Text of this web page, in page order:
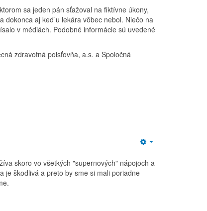
sa jeden pán sťažoval na fiktívne úkony,
dokonca aj keď u lekára vôbec nebol. Niečo na
v médiách. Podobné informácie sú uvedené
zdravotná poisťovňa, a.s. a Spoločná
skoro vo všetkých "supernových" nápojoch a
je škodlivá a preto by sme si mali poriadne